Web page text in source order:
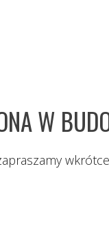
W
wkrótce